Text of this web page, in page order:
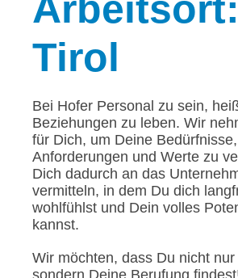
Tirol
Bei Hofer Personal zu sein,
Beziehungen zu leben. Wir
für Dich, um Deine
Anforderungen und Werte zu
Dich dadurch an das
vermitteln, in dem Du dich
wohlfühlst und Dein volles
kannst.
Wir möchten, dass Du nicht
sondern Deine Berufung